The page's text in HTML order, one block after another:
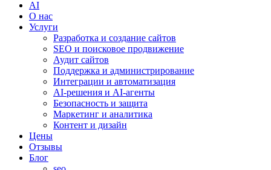
AI
О нас
Услуги
Разработка и создание сайтов
SEO и поисковое продвижение
Аудит сайтов
Поддержка и администрирование
Интеграции и автоматизация
AI-решения и AI-агенты
Безопасность и защита
Маркетинг и аналитика
Контент и дизайн
Цены
Отзывы
Блог